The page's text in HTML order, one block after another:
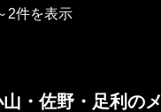
2件を表示
山・佐野・足利の